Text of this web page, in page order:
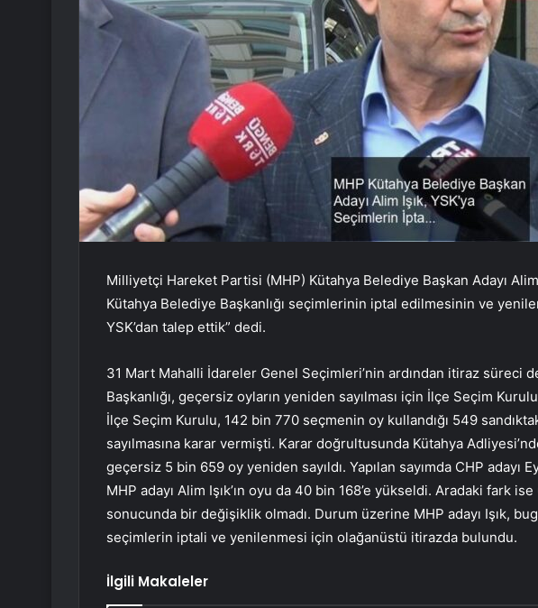
Milliyetçi Hareket Partisi (MHP) Kütahya Belediye Başkan Adayı
Kütahya Belediye Başkanlığı seçimlerinin iptal edilmesinin ve
YSK’dan talep ettik” dedi.
31 Mart Mahalli İdareler Genel Seçimleri’nin ardından itiraz süreci
Başkanlığı, geçersiz oyların yeniden sayılması için İlçe Seçim
İlçe Seçim Kurulu, 142 bin 770 seçmenin oy kullandığı 549
sayılmasına karar vermişti. Karar doğrultusunda Kütahya
geçersiz 5 bin 659 oy yeniden sayıldı. Yapılan sayımda CHP adayı
MHP adayı Alim Işık’ın oyu da 40 bin 168’e yükseldi. Aradaki fark
sonucunda bir değişiklik olmadı. Durum üzerine MHP adayı Işık,
seçimlerin iptali ve yenilenmesi için olağanüstü itirazda bulundu.
İlgili Makaleler